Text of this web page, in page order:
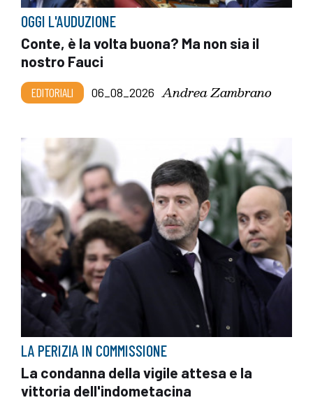
OGGI L'AUDUZIONE
Conte, è la volta buona? Ma non sia il
nostro Fauci
EDITORIALI 06_08_2026 Andrea Zambrano
LA PERIZIA IN COMMISSIONE
La condanna della vigile attesa e la
vittoria dell'indometacina